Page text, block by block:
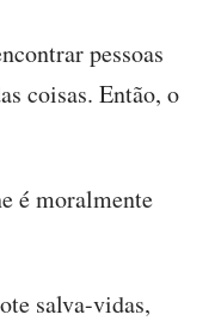
pessoas
coisas. Então, o
é moralmente
salva-vidas,